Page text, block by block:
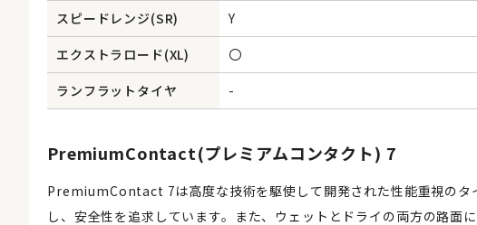
スピードレンジ(SR)
Y
エクストラロード(XL)
〇
ランフラットタイヤ
-
PremiumContact(プレミアムコンタクト) 7
PremiumContact 7は高度な技術を駆使して開発された性能重視のタ
し、安全性を追求しています。また、ウェットとドライの両方の路面